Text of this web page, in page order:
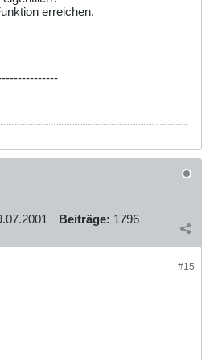
erreichen.
Beiträge: 1796
#15